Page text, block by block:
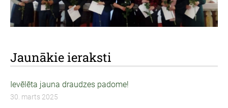
Jaunākie ieraksti
Ievēlēta jauna draudzes padome!
30. marts 2025